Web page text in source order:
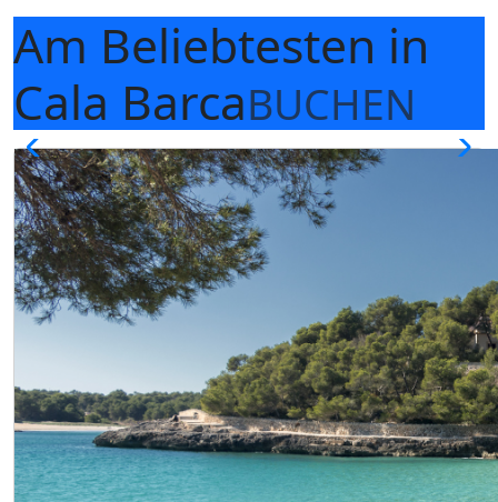
Am Beliebtesten in
Cala BarcaBUCHEN